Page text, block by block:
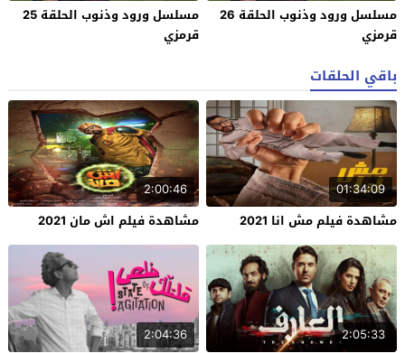
مسلسل ورود وذنوب الحلقة 26
قرمزي
مسلسل ورود وذنوب الحلقة 25
قرمزي
باقي الحلقات
01:34:09
مشاهدة فيلم مش انا 2021
2:00:46
مشاهدة فيلم اش مان 2021
2:05:33
2:04:36